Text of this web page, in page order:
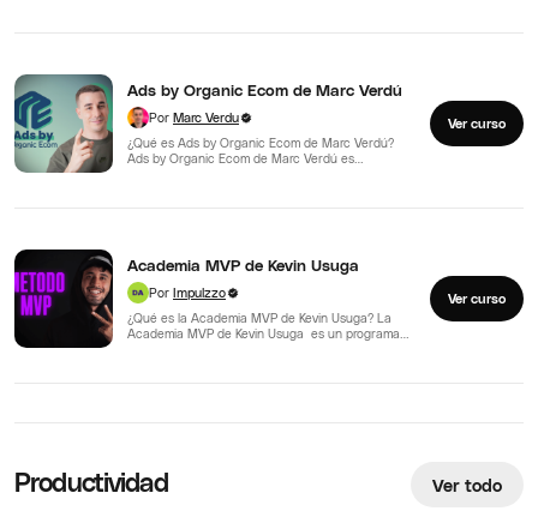
Ads by Organic Ecom de Marc Verdú
Por Marc Verdu
¿Qué es Ads by Organic Ecom de Marc Verdú?
Ads by Organic Ecom de Marc Verdú es…
Ver curso
Academia MVP de Kevin Usuga
Por Impulzzo
¿Qué es la Academia MVP de Kevin Usuga? La
Academia MVP de Kevin Usuga es un programa…
Ver curso
Productividad Ver todo